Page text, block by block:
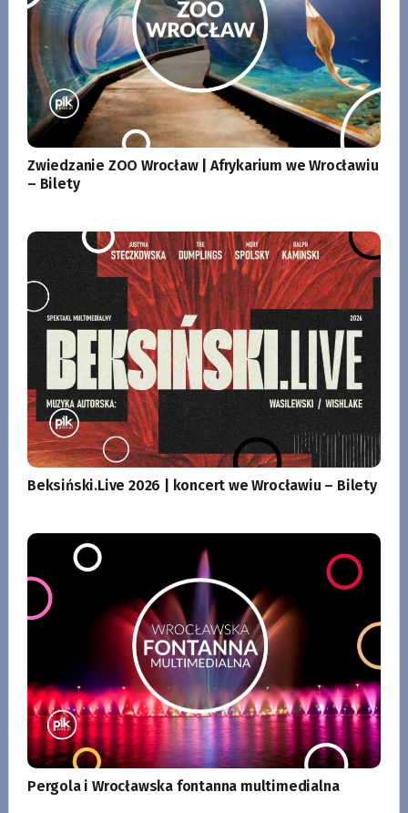
Zwiedzanie ZOO Wrocław | Afrykarium we Wrocławiu
– Bilety
Beksiński.Live 2026 | koncert we Wrocławiu – Bilety
Pergola i Wrocławska fontanna multimedialna